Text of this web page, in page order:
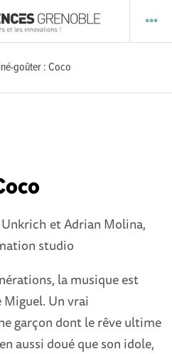
goûter : Coco
et Adrian Molina,
studio
la musique est
Un vrai
garçon dont le rêve ultime
aussi doué que son idole,